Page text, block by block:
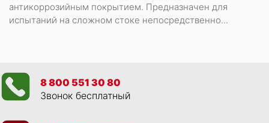
антикоррозийным покрытием. Предназначен для
испытаний на сложном стоке непосредственно...
8 800 551 30 80
Звонок бесплатный